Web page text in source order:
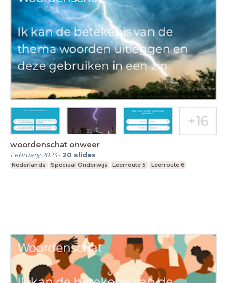
woordenschat onweer
February 2023- 20 slides
Nederlands Speciaal Onderwijs Leerroute 5 Leerroute 6